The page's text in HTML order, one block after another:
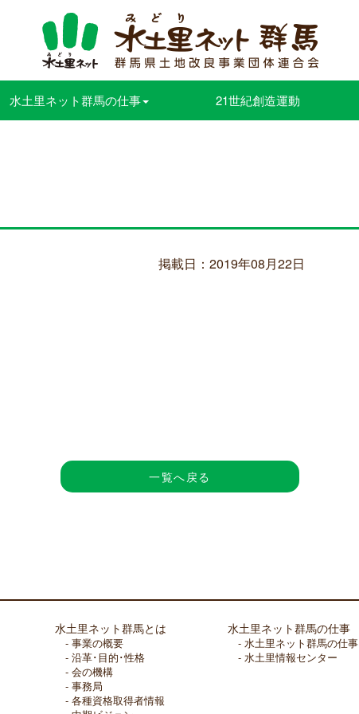
水土里ネット群馬の仕事 21世紀創造運動
掲載日：2019年08月22日
一覧へ戻る
水土里ネット群馬とは
事業の概要
沿革･目的･性格
会の機構
事務局
各種資格取得者情報
水土里ネット群馬の仕事
水土里ネット群馬の仕事
水土里情報センター